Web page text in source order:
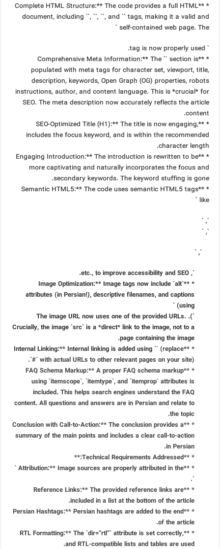
* **Complete HTML Structure:** The code provides a full HTML
document, including ``, ``, ``, and `` tags, making it a valid and
self-contained web page. The `
` tag is now properly used.
* **Comprehensive Meta Information:** The `` section is
populated with meta tags for character set, viewport, title,
description, keywords, Open Graph (OG) properties, robots
instructions, author, and content language. This is *crucial* for
SEO. The meta description now accurately reflects the article
content.
* **SEO-Optimized Title (H1):** The title is now engaging,
includes the focus keyword, and is within the recommended
character length.
* **Engaging Introduction:** The introduction is rewritten to be
more captivating and naturally incorporates the focus and
secondary keywords. The keyword stuffing is gone.
* **Semantic HTML5:** The code uses semantic HTML5 tags
like `
`, `
`, `
`, `
`, etc., to improve accessibility and SEO.
* **Image Optimization:** Image tags now include `alt`
attributes (in Persian!), descriptive filenames, and captions
(using `
`). The image URL now uses one of the provided URLs.
Crucially, the image `src` is a *direct* link to the image, not to a
page containing the image.
* **Internal Linking:** Internal linking is added using `
` (replace
`#` with actual URLs to other relevant pages on your site).
* **FAQ Schema Markup:** A proper FAQ schema markup
using `itemscope`, `itemtype`, and `itemprop` attributes is
included. This helps search engines understand the FAQ
content. All questions and answers are in Persian and relate to
the topic.
* **Conclusion with Call-to-Action:** The conclusion provides a
summary of the main points and includes a clear call-to-action
in Persian.
* **Technical Requirements Addressed:**
* **Attribution:** Image sources are properly attributed in the `
`.
* **Reference Links:** The provided reference links are
included in a list at the bottom of the article.
* **Persian Hashtags:** Persian hashtags are added to the end
of the article.
* **RTL Formatting:** The `dir=”rtl”` attribute is set correctly,
and RTL-compatible lists and tables are used.